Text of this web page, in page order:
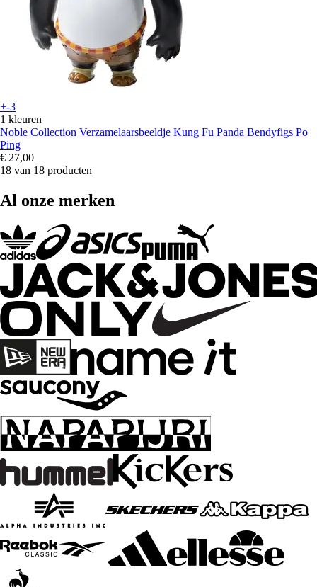
+-3
1 kleuren
Noble Collection Verzamelaarsbeeldje Kung Fu Panda Bendyfigs Po
Ping
€ 27,00
18 van 18 producten
Al onze merken